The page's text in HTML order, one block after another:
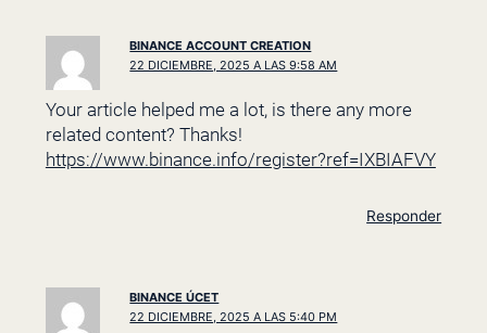
BINANCE ACCOUNT CREATION
22 DICIEMBRE, 2025 A LAS 9:58 AM
Your article helped me a lot, is there any more
related content? Thanks!
https://www.binance.info/register?ref=IXBIAFVY
Responder
BINANCE ÚCET
22 DICIEMBRE, 2025 A LAS 5:40 PM